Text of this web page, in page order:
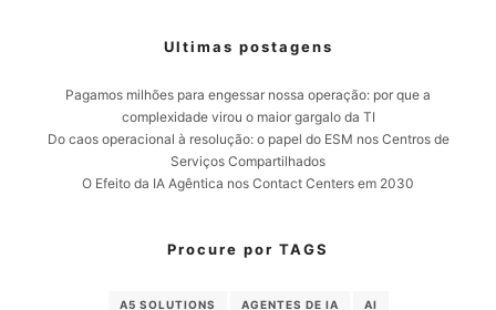
Ultimas postagens
Pagamos milhões para engessar nossa operação: por que a
complexidade virou o maior gargalo da TI
Do caos operacional à resolução: o papel do ESM nos Centros de
Serviços Compartilhados
O Efeito da IA Agêntica nos Contact Centers em 2030
Procure por TAGS
A5 SOLUTIONS AGENTES DE IA AI